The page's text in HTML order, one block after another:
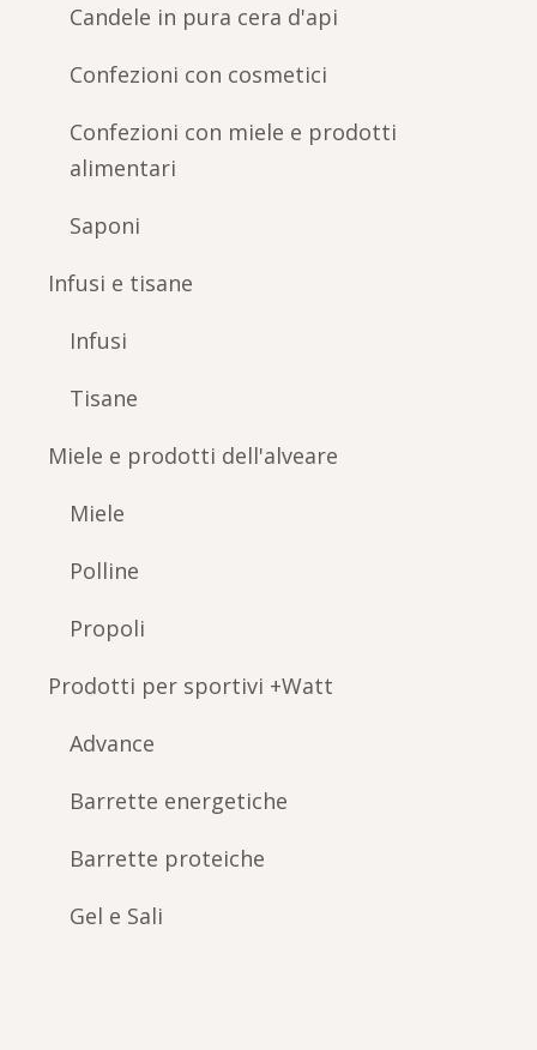
Candele in pura cera d'api
Confezioni con cosmetici
Confezioni con miele e prodotti
alimentari
Saponi
Infusi e tisane
Infusi
Tisane
Miele e prodotti dell'alveare
Miele
Polline
Propoli
Prodotti per sportivi +Watt
Advance
Barrette energetiche
Barrette proteiche
Gel e Sali